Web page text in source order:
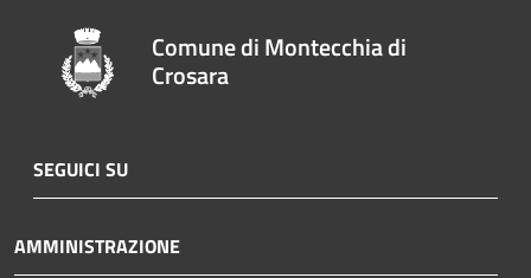
Comune di Montecchia di
Crosara
SEGUICI SU
AMMINISTRAZIONE